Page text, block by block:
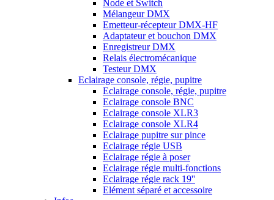
Node et Switch
Mélangeur DMX
Emetteur-récepteur DMX-HF
Adaptateur et bouchon DMX
Enregistreur DMX
Relais électromécanique
Testeur DMX
Eclairage console, régie, pupitre
Eclairage console, régie, pupitre
Eclairage console BNC
Eclairage console XLR3
Eclairage console XLR4
Eclairage pupitre sur pince
Eclairage régie USB
Eclairage régie à poser
Eclairage régie multi-fonctions
Eclairage régie rack 19''
Elément séparé et accessoire